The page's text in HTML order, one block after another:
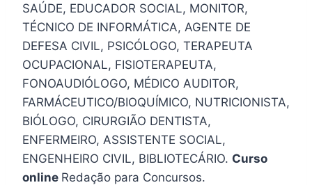
SAÚDE, EDUCADOR SOCIAL, MONITOR,
TÉCNICO DE INFORMÁTICA, AGENTE DE
DEFESA CIVIL, PSICÓLOGO, TERAPEUTA
OCUPACIONAL, FISIOTERAPEUTA,
FONOAUDIÓLOGO, MÉDICO AUDITOR,
FARMÁCEUTICO/BIOQUÍMICO, NUTRICIONISTA,
BIÓLOGO, CIRURGIÃO DENTISTA,
ENFERMEIRO, ASSISTENTE SOCIAL,
ENGENHEIRO CIVIL, BIBLIOTECÁRIO. Curso
online Redação para Concursos.